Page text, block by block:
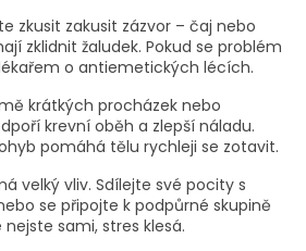
zkusit zakusit zázvor – čaj nebo
zklidnit žaludek. Pokud se problém
o antiemetických lécích.
krátkých procházek nebo
krevní oběh a zlepší náladu.
pomáhá tělu rychleji se zotavit.
velký vliv. Sdílejte své pocity s
se připojte k podpůrné skupině
sami, stres klesá.